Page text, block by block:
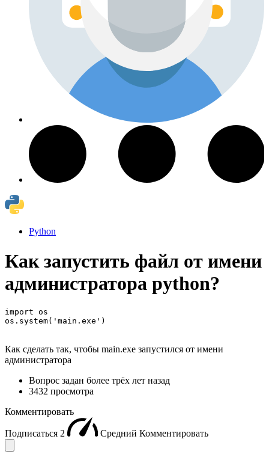
Python
Как запустить файл от имени
администратора python?
import os
os.system('main.exe')
Как сделать так, чтобы main.exe запустился от имени
администратора
Вопрос задан более трёх лет назад
3432 просмотра
Комментировать
Подписаться 2 Средний Комментировать